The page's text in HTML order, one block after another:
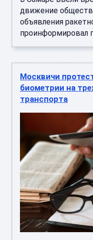
движение
объявления
проинформировал
Москвичи
биометрии на
транспорта